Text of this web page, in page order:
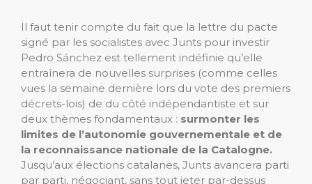
Il faut tenir compte du fait que la lettre du pacte
signé par les socialistes avec Junts pour investir
Pedro Sánchez est tellement indéfinie qu’elle
entraînera de nouvelles surprises (comme celles
vues la semaine dernière lors du vote des premiers
décrets-lois) de du côté indépendantiste et sur
deux thèmes fondamentaux : surmonter les
limites de l’autonomie gouvernementale et de
la reconnaissance nationale de la Catalogne.
Jusqu’aux élections catalanes, Junts avancera parti
par parti, négociant, sans tout jeter par-dessus